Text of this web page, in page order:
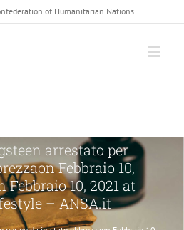
of Humanitarian Nations
arrestato per
Febbraio 10,
Febbraio 10, 2021 at
– ANSA.it